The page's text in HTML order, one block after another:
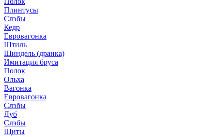
Плинтусы
Слэбы
Кедр
Евровагонка
Штиль
Шиндель (дранка)
Имитация бруса
Полок
Ольха
Вагонка
Евровагонка
Слэбы
Дуб
Слэбы
Щиты